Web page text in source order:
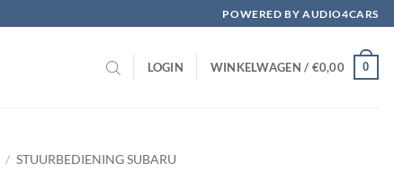
POWERED BY AUDIO4CARS
LOGIN WINKELWAGEN / €0,00 0
/ STUURBEDIENING SUBARU